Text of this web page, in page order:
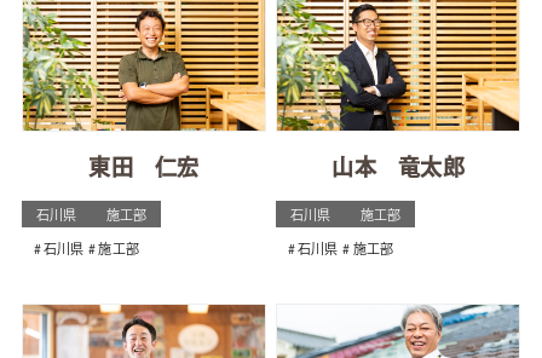
東田 仁宏
石川県 施工部
石川県 施工部
山本 竜太郎
石川県 施工部
石川県 施工部